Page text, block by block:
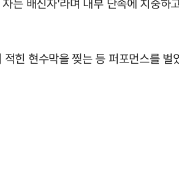
힌 현수막을 찢는 등 퍼포먼스를 벌